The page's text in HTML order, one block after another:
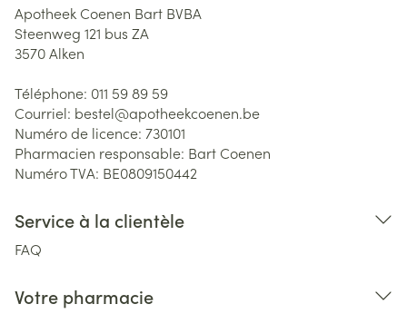
Apotheek Coenen Bart BVBA
Steenweg 121 bus ZA
3570Alken
Téléphone: 011 59 89 59
Courriel: bestel@apotheekcoenen.be
Numéro de licence: 730101
Pharmacien responsable: Bart Coenen
Numéro TVA: BE0809150442
Service à la clientèle
FAQ
Votre pharmacie